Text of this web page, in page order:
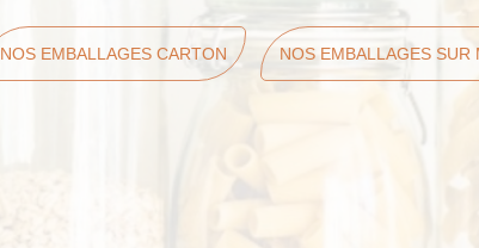
NOS EMBALLAGES CARTON NOS EMBALLAGES SUR